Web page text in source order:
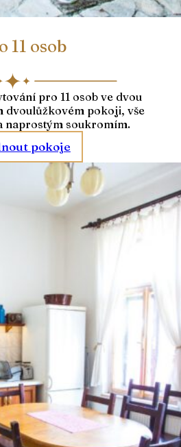
11 osob
pro 11 osob ve dvou
dvoulůžkovém pokoji, vše
naprostým soukromím.
pokoje